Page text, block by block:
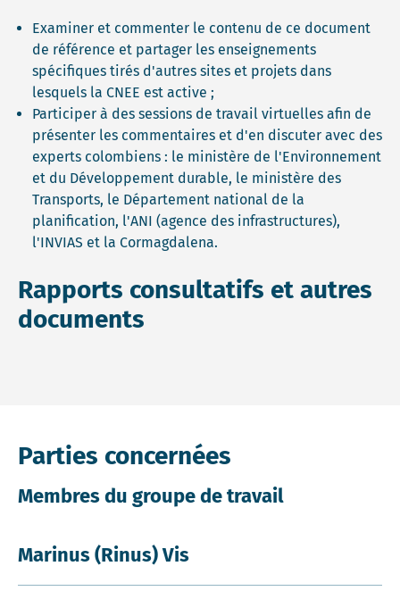
Examiner et commenter le contenu de ce document
de référence et partager les enseignements
spécifiques tirés d'autres sites et projets dans
lesquels la CNEE est active ;
Participer à des sessions de travail virtuelles afin de
présenter les commentaires et d'en discuter avec des
experts colombiens : le ministère de l'Environnement
et du Développement durable, le ministère des
Transports, le Département national de la
planification, l'ANI (agence des infrastructures),
l'INVIAS et la Cormagdalena.
Rapports consultatifs et autres
documents
Parties concernées
Membres du groupe de travail
Marinus (Rinus) Vis